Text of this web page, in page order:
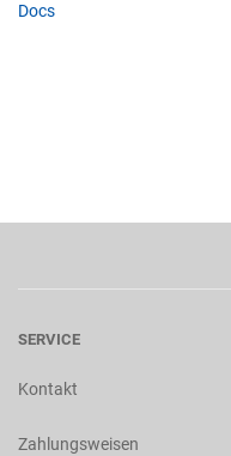
Docs
SERVICE
Kontakt
Zahlungsweisen